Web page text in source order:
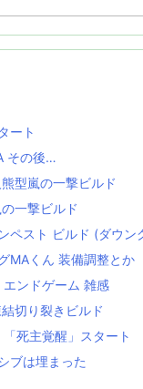
ート
その後…
型嵐の一撃ビルド
一撃ビルド
ペスト ビルド (ダウン
MAくん 装備調整とか
ンドゲーム 雑感
切り裂きビルド
死主覚醒」スタート
ブは埋まった